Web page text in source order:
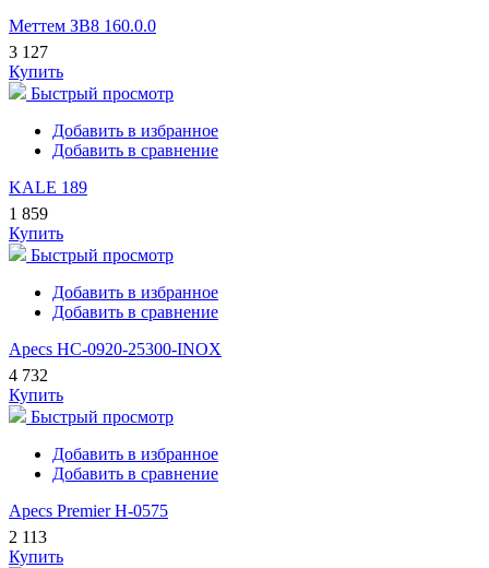
Меттем ЗВ8 160.0.0
3 127
Купить
Быстрый просмотр
Добавить в избранное
Добавить в сравнение
KALE 189
1 859
Купить
Быстрый просмотр
Добавить в избранное
Добавить в сравнение
Apecs HC-0920-25300-INOX
4 732
Купить
Быстрый просмотр
Добавить в избранное
Добавить в сравнение
Apecs Premier H-0575
2 113
Купить